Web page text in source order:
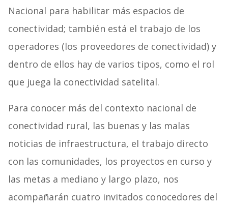
Nacional para habilitar más espacios de
conectividad; también está el trabajo de los
operadores (los proveedores de conectividad) y
dentro de ellos hay de varios tipos, como el rol
que juega la conectividad satelital.
Para conocer más del contexto nacional de
conectividad rural, las buenas y las malas
noticias de infraestructura, el trabajo directo
con las comunidades, los proyectos en curso y
las metas a mediano y largo plazo, nos
acompañarán cuatro invitados conocedores del